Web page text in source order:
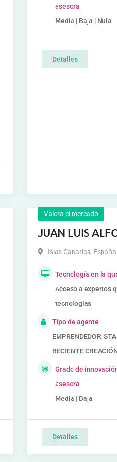
asesora
Media | Baja | Nula
Detalles
Valora el mercado
JUAN LUIS
Islas Canarias, España
Tecnología en la
Acceso a expertos
tecnologías
Tipo de agente
EMPRENDEDOR,
RECIENTE CREACIÓN
Grado de
asesora
Media | Baja
Detalles